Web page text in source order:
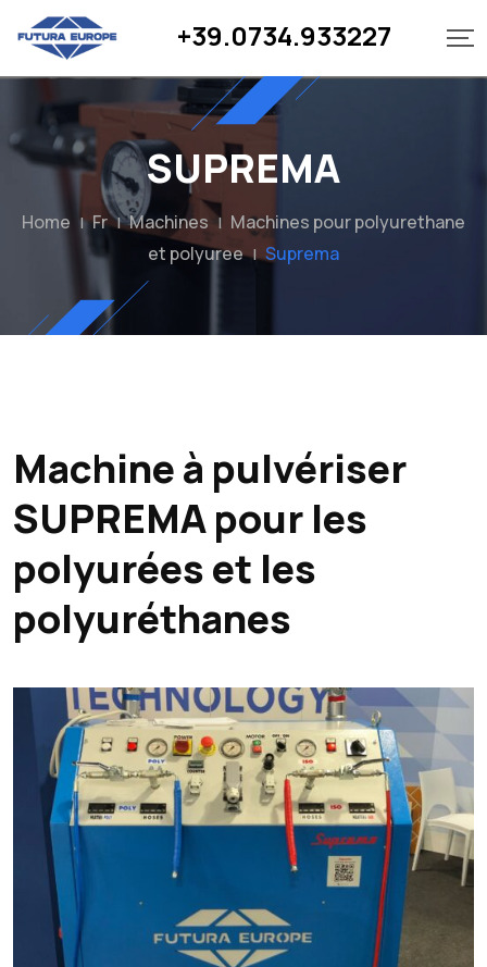
+39.0734.933227
SUPREMA
Home | Fr | Machines | Machines pour polyurethane
et polyuree | Suprema
Machine à pulvériser
SUPREMA pour les
polyurées et les
polyuréthanes